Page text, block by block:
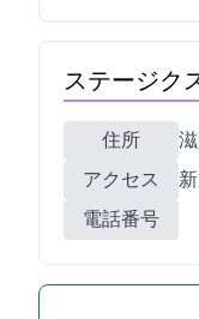
ステージク
住所
滋
アクセス
電話番号